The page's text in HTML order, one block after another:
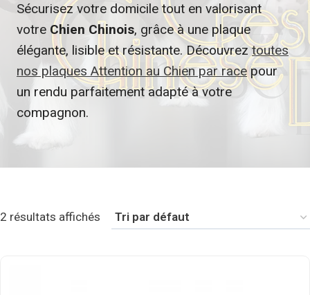
Sécurisez votre domicile tout en valorisant
votre Chien Chinois, grâce à une plaque
élégante, lisible et résistante. Découvreztoutes
nos plaques Attention au Chien par race pour
un rendu parfaitement adapté à votre
compagnon.
2 résultats affichés